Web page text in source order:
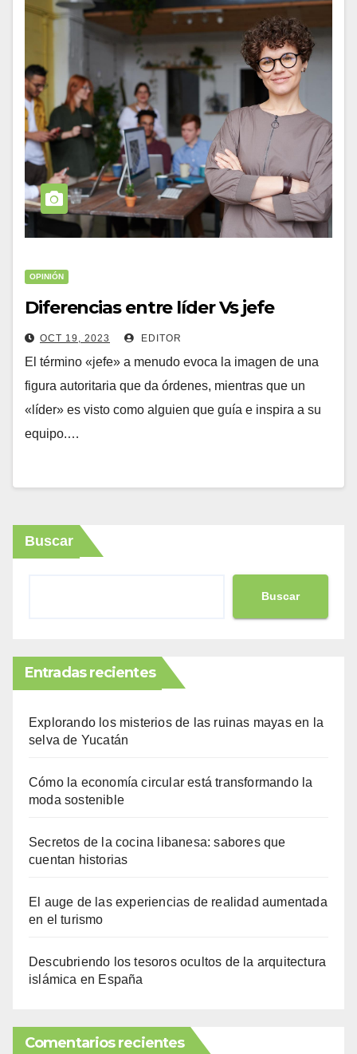
OPINIÓN
Diferencias entre líder Vs jefe
OCT 19, 2023 EDITOR
El término «jefe» a menudo evoca la imagen de una
figura autoritaria que da órdenes, mientras que un
«líder» es visto como alguien que guía e inspira a su
equipo.…
Buscar
Buscar
Entradas recientes
Explorando los misterios de las ruinas mayas en la
selva de Yucatán
Cómo la economía circular está transformando la
moda sostenible
Secretos de la cocina libanesa: sabores que
cuentan historias
El auge de las experiencias de realidad aumentada
en el turismo
Descubriendo los tesoros ocultos de la arquitectura
islámica en España
Comentarios recientes